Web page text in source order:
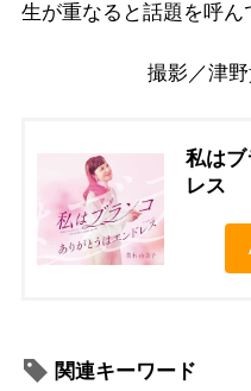
生が重なると話題を呼ん
撮影／津
私は
レス
関連キーワード